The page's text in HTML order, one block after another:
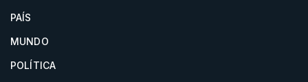
PAÍS
MUNDO
POLÍTICA